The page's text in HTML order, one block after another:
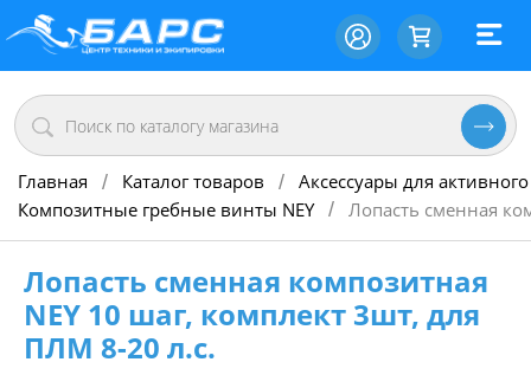
Главная / Каталог товаров / Аксессуары для
Композитные гребные винты NEY / Лопасть сменная
Лопасть сменная композитная
NEY 10 шаг, комплект 3шт, для
ПЛМ 8-20 л.с.